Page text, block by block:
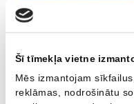
Šī tīmekļa vietne
Mēs izmantojam
reklāmas, nodrošinātu
Augstas efektivitātes
pārskābes saturu, kas ir
iedarbībai.